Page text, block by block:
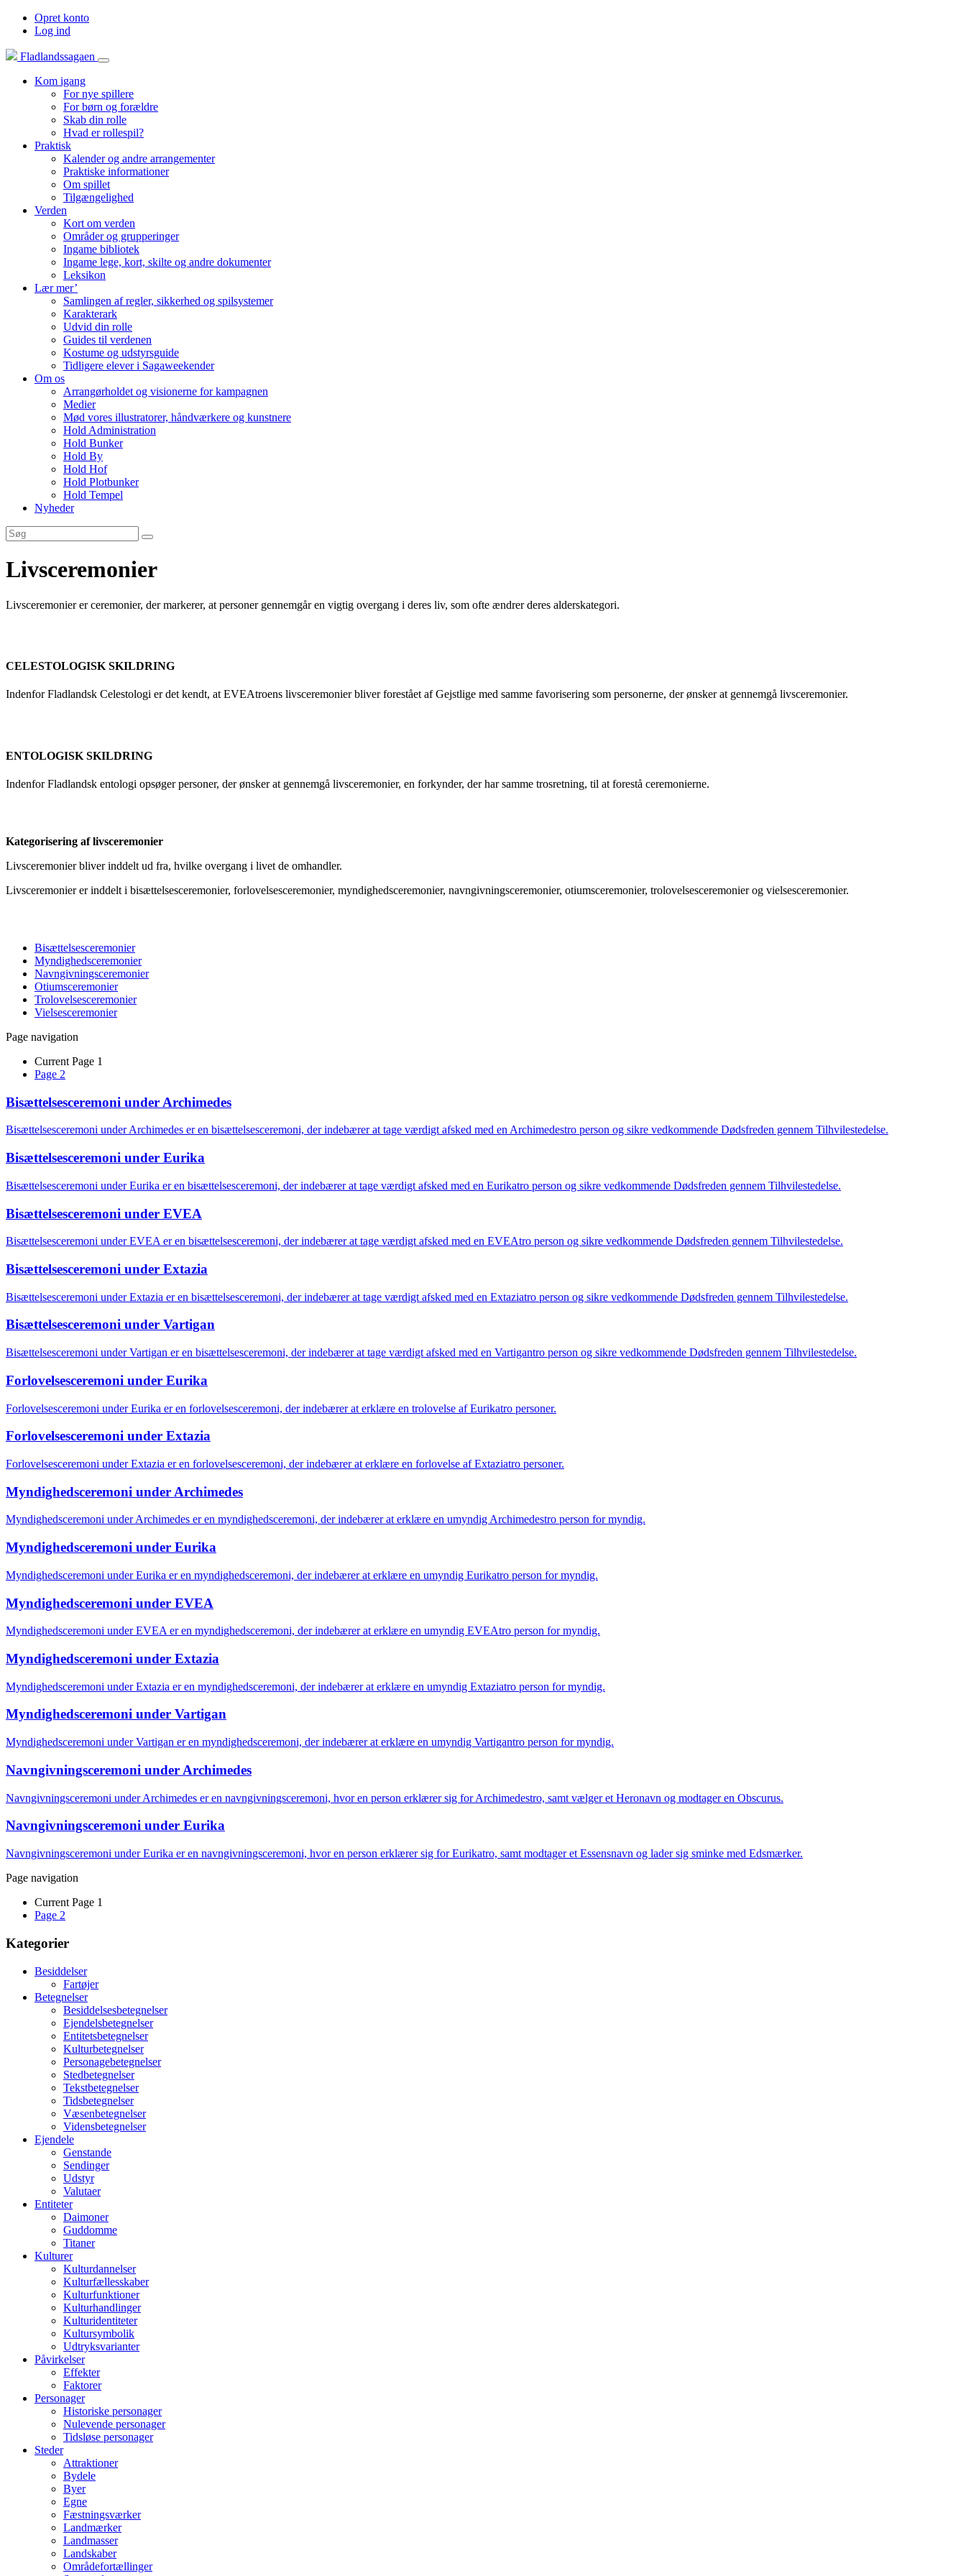
Opret konto
Log ind
Fladlandssagaen
Kom igang
For nye spillere
For børn og forældre
Skab din rolle
Hvad er rollespil?
Praktisk
Kalender og andre arrangementer
Praktiske informationer
Om spillet
Tilgængelighed
Verden
Kort om verden
Områder og grupperinger
Ingame bibliotek
Ingame lege, kort, skilte og andre dokumenter
Leksikon
Lær mer’
Samlingen af regler, sikkerhed og spilsystemer
Karakterark
Udvid din rolle
Guides til verdenen
Kostume og udstyrsguide
Tidligere elever i Sagaweekender
Om os
Arrangørholdet og visionerne for kampagnen
Medier
Mød vores illustratorer, håndværkere og kunstnere
Hold Administration
Hold Bunker
Hold By
Hold Hof
Hold Plotbunker
Hold Tempel
Nyheder
Livsceremonier
Livsceremonier er ceremonier, der markerer, at personer gennemgår en vigtig overgang i deres liv, som ofte ændrer deres alderskategori.
CELESTOLOGISK SKILDRING
Indenfor Fladlandsk Celestologi er det kendt, at EVEAtroens livsceremonier bliver forestået af Gejstlige med samme favorisering som personerne, der ønsker at gennemgå livsceremonier.
ENTOLOGISK SKILDRING
Indenfor Fladlandsk entologi opsøger personer, der ønsker at gennemgå livsceremonier, en forkynder, der har samme trosretning, til at forestå ceremonierne.
Kategorisering af livsceremonier
Livsceremonier bliver inddelt ud fra, hvilke overgang i livet de omhandler.
Livsceremonier er inddelt i bisættelsesceremonier, forlovelsesceremonier, myndighedsceremonier, navngivningsceremonier, otiumsceremonier, trolovelsesceremonier og vielsesceremonier.
Bisættelsesceremonier
Myndighedsceremonier
Navngivningsceremonier
Otiumsceremonier
Trolovelsesceremonier
Vielsesceremonier
Page navigation
Current Page 1
Page 2
Bisættelsesceremoni under Archimedes
Bisættelsesceremoni under Archimedes er en bisættelsesceremoni, der indebærer at tage værdigt afsked med en Archimedestro person og sikre vedkommende Dødsfreden gennem Tilhvilestedelse.
Bisættelsesceremoni under Eurika
Bisættelsesceremoni under Eurika er en bisættelsesceremoni, der indebærer at tage værdigt afsked med en Eurikatro person og sikre vedkommende Dødsfreden gennem Tilhvilestedelse.
Bisættelsesceremoni under EVEA
Bisættelsesceremoni under EVEA er en bisættelsesceremoni, der indebærer at tage værdigt afsked med en EVEAtro person og sikre vedkommende Dødsfreden gennem Tilhvilestedelse.
Bisættelsesceremoni under Extazia
Bisættelsesceremoni under Extazia er en bisættelsesceremoni, der indebærer at tage værdigt afsked med en Extaziatro person og sikre vedkommende Dødsfreden gennem Tilhvilestedelse.
Bisættelsesceremoni under Vartigan
Bisættelsesceremoni under Vartigan er en bisættelsesceremoni, der indebærer at tage værdigt afsked med en Vartigantro person og sikre vedkommende Dødsfreden gennem Tilhvilestedelse.
Forlovelsesceremoni under Eurika
Forlovelsesceremoni under Eurika er en forlovelsesceremoni, der indebærer at erklære en trolovelse af Eurikatro personer.
Forlovelsesceremoni under Extazia
Forlovelsesceremoni under Extazia er en forlovelsesceremoni, der indebærer at erklære en forlovelse af Extaziatro personer.
Myndighedsceremoni under Archimedes
Myndighedsceremoni under Archimedes er en myndighedsceremoni, der indebærer at erklære en umyndig Archimedestro person for myndig.
Myndighedsceremoni under Eurika
Myndighedsceremoni under Eurika er en myndighedsceremoni, der indebærer at erklære en umyndig Eurikatro person for myndig.
Myndighedsceremoni under EVEA
Myndighedsceremoni under EVEA er en myndighedsceremoni, der indebærer at erklære en umyndig EVEAtro person for myndig.
Myndighedsceremoni under Extazia
Myndighedsceremoni under Extazia er en myndighedsceremoni, der indebærer at erklære en umyndig Extaziatro person for myndig.
Myndighedsceremoni under Vartigan
Myndighedsceremoni under Vartigan er en myndighedsceremoni, der indebærer at erklære en umyndig Vartigantro person for myndig.
Navngivningsceremoni under Archimedes
Navngivningsceremoni under Archimedes er en navngivningsceremoni, hvor en person erklærer sig for Archimedestro, samt vælger et Heronavn og modtager en Obscurus.
Navngivningsceremoni under Eurika
Navngivningsceremoni under Eurika er en navngivningsceremoni, hvor en person erklærer sig for Eurikatro, samt modtager et Essensnavn og lader sig sminke med Edsmærker.
Page navigation
Current Page 1
Page 2
Kategorier
Besiddelser
Fartøjer
Betegnelser
Besiddelsesbetegnelser
Ejendelsbetegnelser
Entitetsbetegnelser
Kulturbetegnelser
Personagebetegnelser
Stedbetegnelser
Tekstbetegnelser
Tidsbetegnelser
Væsenbetegnelser
Vidensbetegnelser
Ejendele
Genstande
Sendinger
Udstyr
Valutaer
Entiteter
Daimoner
Guddomme
Titaner
Kulturer
Kulturdannelser
Kulturfællesskaber
Kulturfunktioner
Kulturhandlinger
Kulturidentiteter
Kultursymbolik
Udtryksvarianter
Påvirkelser
Effekter
Faktorer
Personager
Historiske personager
Nulevende personager
Tidsløse personager
Steder
Attraktioner
Bydele
Byer
Egne
Fæstningsværker
Landmærker
Landmasser
Landskaber
Områdefortællinger